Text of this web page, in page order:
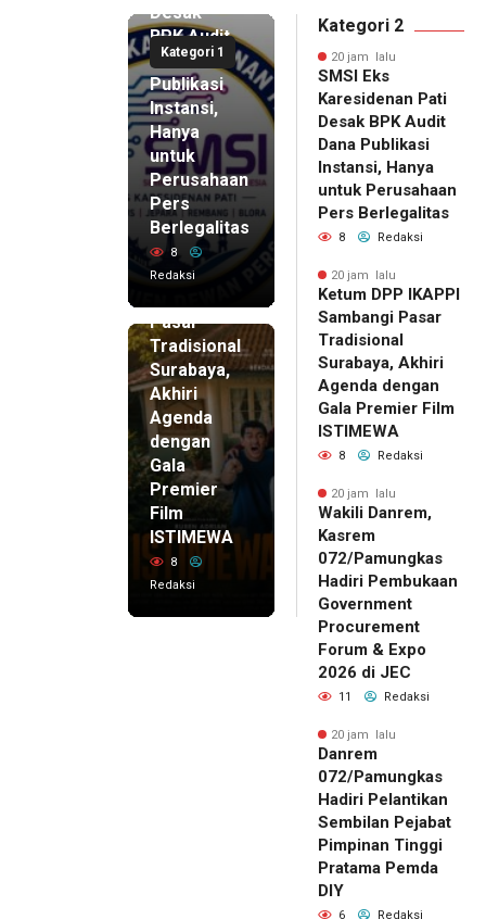
Kategori 1
Desak
BPK Audit
Dana
Publikasi
Instansi,
Hanya
untuk
Perusahaan
Pers
Berlegalitas
8
Redaksi
20 jam lalu
Ketum
DPP
IKAPPI
Pasar
Tradisional
Surabaya,
Akhiri
Agenda
dengan
Gala
Premier
Film
ISTIMEWA
8
Redaksi
Kategori 2
20 jam lalu
SMSI Eks
Karesidenan Pati
Desak BPK Audit
Dana Publikasi
Instansi, Hanya
untuk Perusahaan
Pers Berlegalitas
8 Redaksi
20 jam lalu
Ketum DPP IKAPPI
Sambangi Pasar
Tradisional
Surabaya, Akhiri
Agenda dengan
Gala Premier Film
ISTIMEWA
8 Redaksi
20 jam lalu
Wakili Danrem,
Kasrem
072/Pamungkas
Hadiri Pembukaan
Government
Procurement
Forum & Expo
2026 di JEC
11 Redaksi
20 jam lalu
Danrem
072/Pamungkas
Hadiri Pelantikan
Sembilan Pejabat
Pimpinan Tinggi
Pratama Pemda
DIY
6 Redaksi